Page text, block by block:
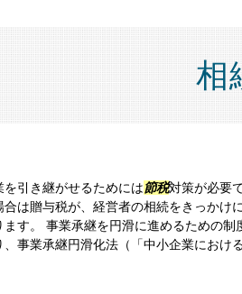
相
引き継がせるためには節税対策が必要で
は贈与税が、経営者の相続をきっかけ
ます。 事業承継を円滑に進めるための制
事業承継円滑化法（「中小企業におけ